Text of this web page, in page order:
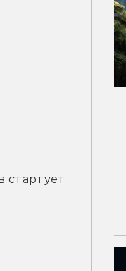
стартует